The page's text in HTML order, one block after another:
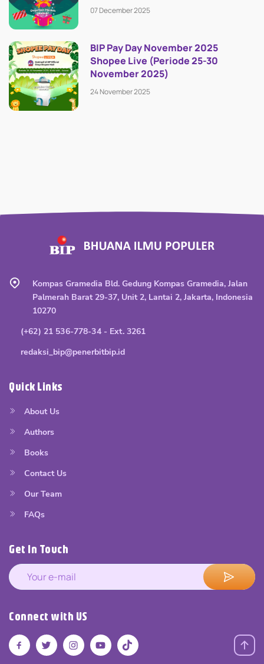
07 December 2025
BIP Pay Day November 2025
Shopee Live (Periode 25-30
November 2025)
24 November 2025
Kompas Gramedia Bld. Gedung Kompas Gramedia, Jalan
Palmerah Barat 29-37, Unit 2, Lantai 2, Jakarta, Indonesia
10270
(+62) 21 536-778-34 - Ext. 3261
redaksi_bip@penerbitbip.id
Quick Links
About Us
Authors
Books
Contact Us
Our Team
FAQs
Get In Touch
Connect with US